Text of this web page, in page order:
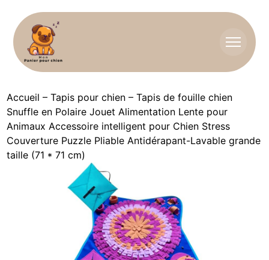
Accueil –Tapis pour chien –Tapis de fouille chien
Snuffle en Polaire Jouet Alimentation Lente pour
Animaux Accessoire intelligent pour Chien Stress
Couverture Puzzle Pliable Antidérapant-Lavable grande
taille (71 * 71 cm)